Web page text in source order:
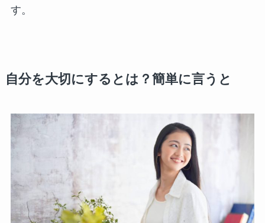
す。
自分を大切にするとは？簡単に言うと